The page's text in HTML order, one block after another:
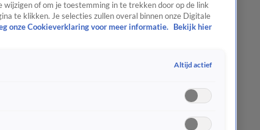
wijzigen of om je toestemming in te trekken door op de link
te klikken. Je selecties zullen overal binnen onze Digitale
onze Cookieverklaring voor meer informatie.
Bekijk hier
Altijd actief